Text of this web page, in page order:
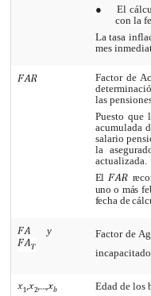
●
El
con la
La tasa
mes
Factor de
las
Puesto que
acumulada
salario
la
actualizada.
El
uno o más
fecha de
y Factor de
Edad de los